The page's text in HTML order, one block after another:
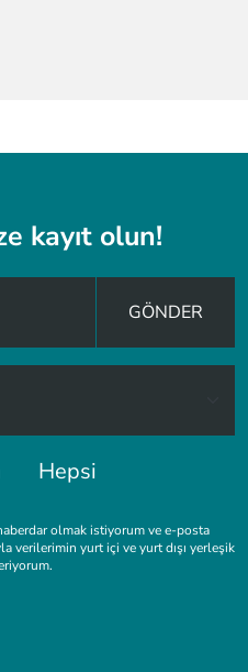
kayıt olun!
GÖNDER
Hepsi
olmak istiyorum ve e-posta
verilerimin yurt içi ve yurt dışı yerleşik